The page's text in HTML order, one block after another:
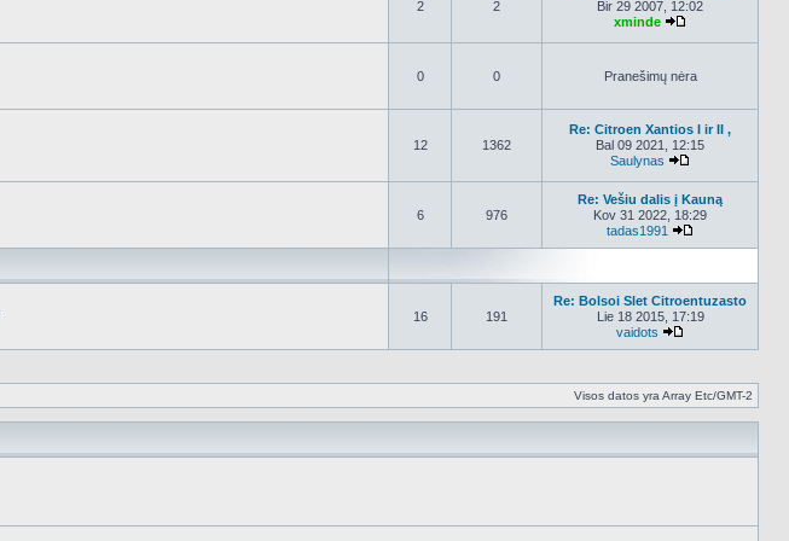
2 2
Bir 29 2007, 12:02
xminde
0 0 Pranešimų nėra
12 1362
Re: Citroen Xantios I ir II ,
Bal 09 2021, 12:15
Saulynas
6 976
Re: Vešiu dalis į Kauną
Kov 31 2022, 18:29
tadas1991
16 191
Re: Bolsoi Slet Citroentuzasto
Lie 18 2015, 17:19
vaidots
Visos datos yra Array Etc/GMT-2